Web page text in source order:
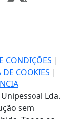
CONDIÇÕES |
DE COOKIES |
Lda.
sem